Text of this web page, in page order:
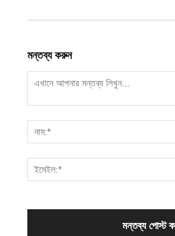
মন্তব্য করুন